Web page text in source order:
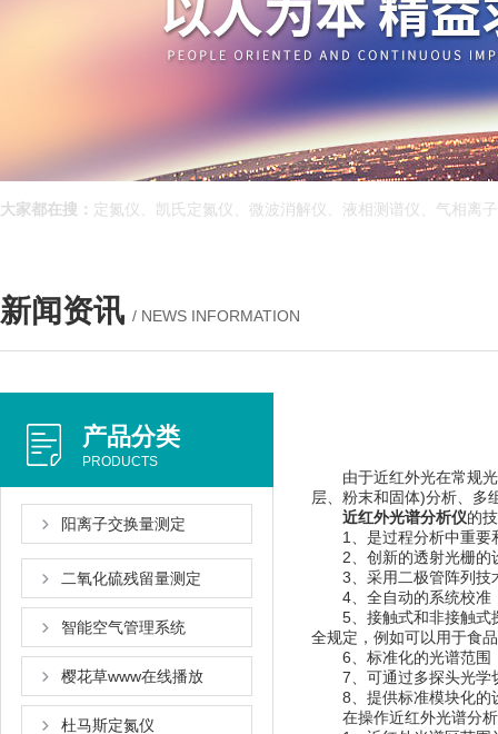
大家都在搜： 定氮仪、凯氏定氮仪、微波消解仪、液相测谱仪、气相离子
新闻资讯 / NEWS INFORMATION
产品分类
PRODUCTS
阳离子交换量测定
二氧化硫残留量测定
智能空气管理系统
樱花草www在线播放
杜马斯定氮仪
由于近红外光在常规光纤中
层、粉末和固体)分析
近红外光谱分析仪的技
1、是过程分析中重要和较
2、创新的透射光栅的设
3、采用二极管阵列技术
4、全自动的系统校准
5、接触式和非接触式探
全规定，例如可以用于食品
6、标准化的光谱范围
7、可通过多探头光学
8、提供标准模块化的设备
在操作近红外光谱分析仪